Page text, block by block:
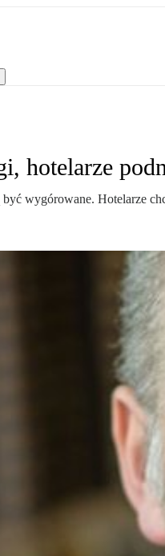
hotelarze
wygórowane. Hotelarze